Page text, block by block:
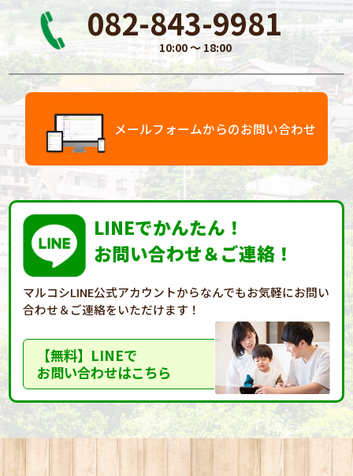
082-843-9981
10:00 〜 18:00
メールフォームからのお問い合わせ
LINEでかんたん！
お問い合わせ＆ご連絡！
マルコシLINE公式アカウントからなんでもお気軽にお問い
合わせ＆ご連絡をいただけます！
【無料】LINEで
お問い合わせはこちら